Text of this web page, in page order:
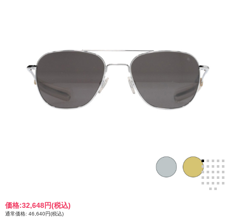
価格:32,648円(税込)
通常価格: 46,640円(税込)